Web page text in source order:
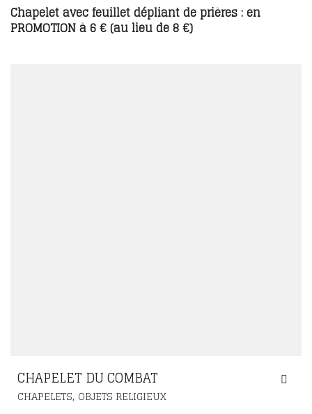
Chapelet avec feuillet dépliant de prières : en
PROMOTION à 6 € (au lieu de 8 €)
CHAPELET DU COMBAT
CHAPELETS, OBJETS RELIGIEUX